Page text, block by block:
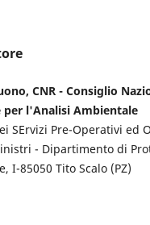
CNR - Consiglio
l'Analisi Ambientale
SErvizi Pre-Operativi ed
- Dipartimento di
I-85050 Tito Scalo (PZ)